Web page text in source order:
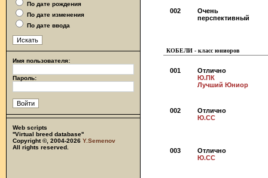
По дате рождения
По дате изменения
По дате ввода
Имя пользователя:
Пароль:
Web scripts
''Virtual breed database''
Copyright ©, 2004-2026 Y.Semenov
All rights reserved.
002
Очень
перспективный
КОБЕЛИ - класс юниоров
001
Отлично
Ю.ПК
Лучший Юниор
002
Отлично
Ю.CC
003
Отлично
Ю.CC